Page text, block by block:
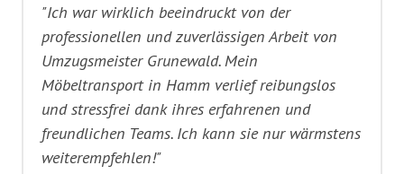
"Ich war wirklich beeindruckt von der
professionellen und zuverlässigen Arbeit von
Umzugsmeister Grunewald. Mein
Möbeltransport in Hamm verlief reibungslos
und stressfrei dank ihres erfahrenen und
freundlichen Teams. Ich kann sie nur wärmstens
weiterempfehlen!"